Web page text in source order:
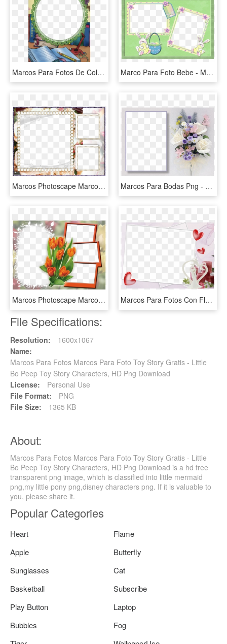
Marcos Para Fotos De Colegio O Graduación - Картинки На Тему Школа, HD Png Download Marco Para Foto Bebe - Marcos Para 2 Fotos De Bebes, HD Png Download
Marcos Photoscape Marcos Fhotoscape Marco Varias Fotos - Marcos Para Tres Fotos Juntas, HD Png Download Marcos Para Bodas Png - Marcos Para Fotos Bodas En Png, Transparent Png
Marcos Photoscape Marcos Fhotoscape Marco Varias Fotos - Marcos Para Varias Fotos Png, Transparent Png Marcos Para Fotos Con Flores Y Corazones - Marcos Para Fotos Familiares Png, Transparent Png
File Specifications:
Resolution:
1600x1067
Name:
Marcos Para Fotos Marcos Para Foto Toy Story Gratis - Little
Bo Peep Toy Story Characters, HD Png Download
License:
Personal Use
File Format:
PNG
File Size:
1365 KB
About:
Marcos Para Fotos Marcos Para Foto Toy Story Gratis - Little
Bo Peep Toy Story Characters, HD Png Download is a hd free
transparent png image, which is classified into little mermaid
png,my little pony png,disney characters png. If it is valuable to
you, please share it.
Popular Categories
Heart
Flame
Apple
Butterfly
Sunglasses
Cat
Basketball
Subscribe
Play Button
Laptop
Bubbles
Fog